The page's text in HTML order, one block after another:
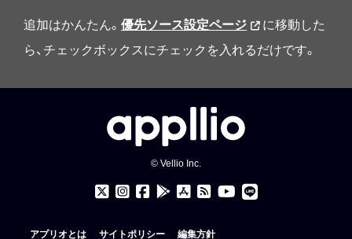
追加はかんたん。 優先ソース設定ページ
に移動した
ら、チェックボックスにチェックを入れるだけです。
© Vellio Inc.
アプリオとは サイトポリシー 編集方針